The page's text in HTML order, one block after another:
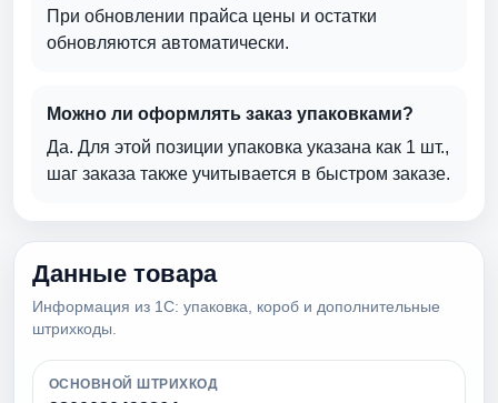
При обновлении прайса цены и остатки
обновляются автоматически.
Можно ли оформлять заказ упаковками?
Да. Для этой позиции упаковка указана как 1 шт.,
шаг заказа также учитывается в быстром заказе.
Данные товара
Информация из 1С: упаковка, короб и дополнительные
штрихкоды.
ОСНОВНОЙ ШТРИХКОД